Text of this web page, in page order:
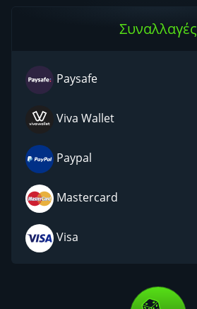
Συναλλαγές
Paysafe
Viva Wallet
Paypal
Mastercard
Visa